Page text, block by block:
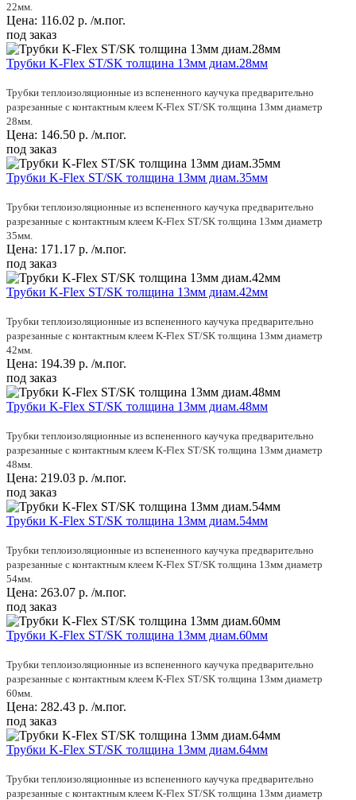
22мм.
Цена: 116.02 р. /м.пог.
под заказ
Трубки K-Flex ST/SK толщина 13мм диам.28мм
Трубки теплоизоляционные из вспененного каучука предварительно
разрезанные с контактным клеем K-Flex ST/SK толщина 13мм диаметр
28мм.
Цена: 146.50 р. /м.пог.
под заказ
Трубки K-Flex ST/SK толщина 13мм диам.35мм
Трубки теплоизоляционные из вспененного каучука предварительно
разрезанные с контактным клеем K-Flex ST/SK толщина 13мм диаметр
35мм.
Цена: 171.17 р. /м.пог.
под заказ
Трубки K-Flex ST/SK толщина 13мм диам.42мм
Трубки теплоизоляционные из вспененного каучука предварительно
разрезанные с контактным клеем K-Flex ST/SK толщина 13мм диаметр
42мм.
Цена: 194.39 р. /м.пог.
под заказ
Трубки K-Flex ST/SK толщина 13мм диам.48мм
Трубки теплоизоляционные из вспененного каучука предварительно
разрезанные с контактным клеем K-Flex ST/SK толщина 13мм диаметр
48мм.
Цена: 219.03 р. /м.пог.
под заказ
Трубки K-Flex ST/SK толщина 13мм диам.54мм
Трубки теплоизоляционные из вспененного каучука предварительно
разрезанные с контактным клеем K-Flex ST/SK толщина 13мм диаметр
54мм.
Цена: 263.07 р. /м.пог.
под заказ
Трубки K-Flex ST/SK толщина 13мм диам.60мм
Трубки теплоизоляционные из вспененного каучука предварительно
разрезанные с контактным клеем K-Flex ST/SK толщина 13мм диаметр
60мм.
Цена: 282.43 р. /м.пог.
под заказ
Трубки K-Flex ST/SK толщина 13мм диам.64мм
Трубки теплоизоляционные из вспененного каучука предварительно
разрезанные с контактным клеем K-Flex ST/SK толщина 13мм диаметр